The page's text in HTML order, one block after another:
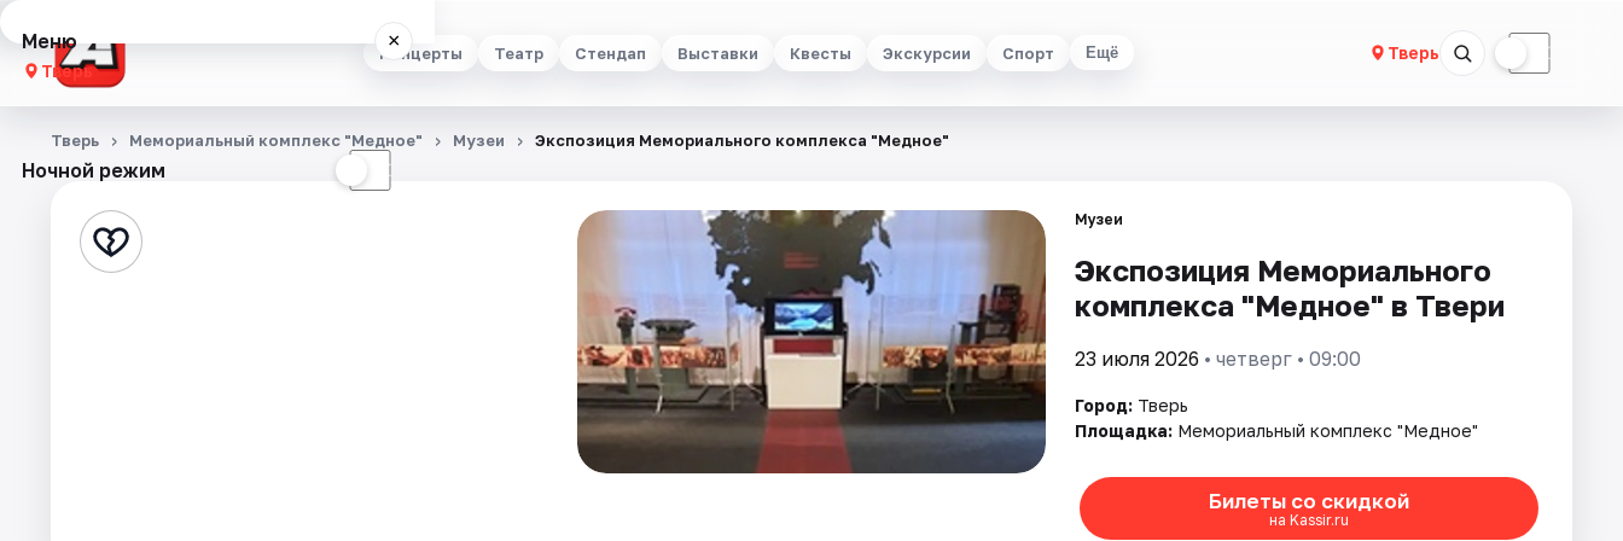
Концерты Театр Стендап Выставки Квесты Экскурсии Спорт Ещё Тверь ☾
Меню ×
Тверь
Концерты
Стендап
Ночной режим ☾
Тверь Мемориальный комплекс "Медное" Музеи Экспозиция Мемориального комплекса "Медное"
Музеи
Экспозиция Мемориального
комплекса "Медное" в Твери
23 июля 2026 • четверг • 09:00
Город: Тверь
Площадка: Мемориальный комплекс "Медное"
Билеты со скидкой
на Kassir.ru